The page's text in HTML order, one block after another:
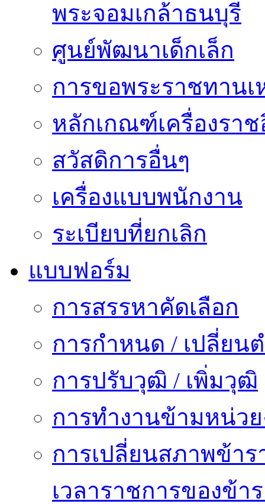
พระจอมเกล้าธนบุรี
ศูนย์พัฒนาเด็กเล็ก
การขอพระราชทาน
หลักเกณฑ์เครื่องรา
สวัสดิการอื่นๆ
เครื่องแบบพนักงาน
ระเบียบที่ยกเลิก
แบบฟอร์ม
การสรรหาคัดเลือก
การกำหนด / เปลี่ยน
การปรับวุฒิ / เพิ่มวุฒิ
การทำงานข้ามหน่ว
การเปลี่ยนสภาพข้า
เวลาราชการของข้า